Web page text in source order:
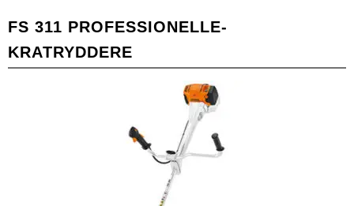
FS 311 PROFESSIONELLE-
KRATRYDDERE